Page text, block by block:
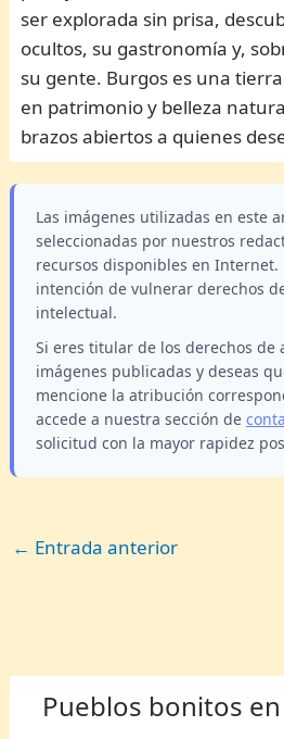
ser explorada sin prisa,
ocultos, su gastronomía y,
su gente. Burgos es una
en patrimonio y belleza
brazos abiertos a quienes
Las imágenes utilizadas en este
seleccionadas por nuestros
recursos disponibles en Internet.
intención de vulnerar derechos
intelectual.
Si eres titular de los derechos de
imágenes publicadas y deseas
mencione la atribución
accede a nuestra sección de
solicitud con la mayor rapidez
← Entrada anterior
Pueblos bonitos